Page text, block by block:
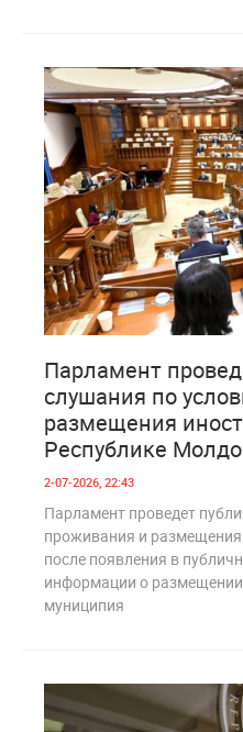
Парламент
слушания по
размещения
Республике
2-07-2026, 22:43
Парламент проведет
проживания и
после появления в
информации о
муниципия